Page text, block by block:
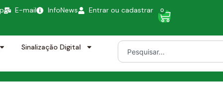
E-mail InfoNews Entrar ou cadastrar 0
Sinalização Digital